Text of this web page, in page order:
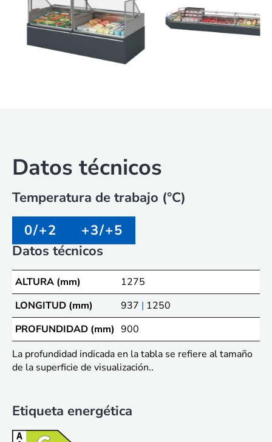
Datos técnicos
Temperatura de trabajo (°C)
0/+2
+3/+5
Datos técnicos
ALTURA (mm)
1275
LONGITUD (mm)
937 | 1250
PROFUNDIDAD (mm) 900
La profundidad indicada en la tabla se refiere al tamaño
de la superficie de visualización..
Etiqueta energética